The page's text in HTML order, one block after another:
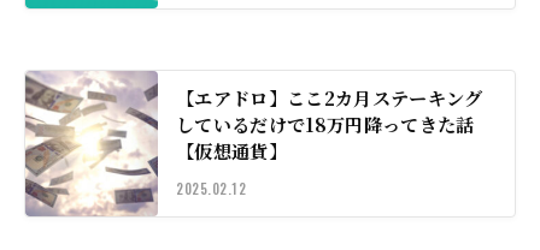
【エアドロ】ここ2カ月ステーキング
しているだけで18万円降ってきた話
【仮想通貨】
2025.02.12